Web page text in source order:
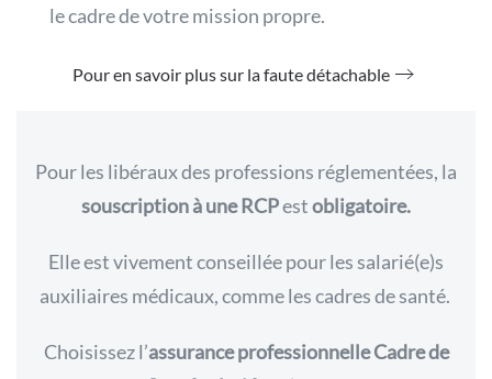
le cadre de votre mission propre.
Pour en savoir plus sur la faute détachable
Pour les libéraux des professions réglementées, la
souscription à une RCPestobligatoire.
Elleest vivement conseillée pour les salarié(e)s
auxiliaires médicaux, comme les cadres de santé.
Choisissez l’assurance professionnelle Cadre de